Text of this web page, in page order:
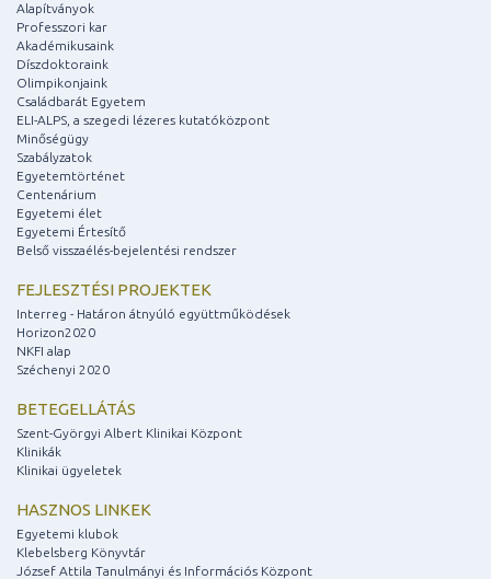
Alapítványok
Professzori kar
Akadémikusaink
Díszdoktoraink
Olimpikonjaink
Családbarát Egyetem
ELI-ALPS, a szegedi lézeres kutatóközpont
Minőségügy
Szabályzatok
Egyetemtörténet
Centenárium
Egyetemi élet
Egyetemi Értesítő
Belső visszaélés-bejelentési rendszer
FEJLESZTÉSI PROJEKTEK
Interreg - Határon átnyúló együttműködések
Horizon2020
NKFI alap
Széchenyi 2020
BETEGELLÁTÁS
Szent-Györgyi Albert Klinikai Központ
Klinikák
Klinikai ügyeletek
HASZNOS LINKEK
Egyetemi klubok
Klebelsberg Könyvtár
József Attila Tanulmányi és Információs Központ